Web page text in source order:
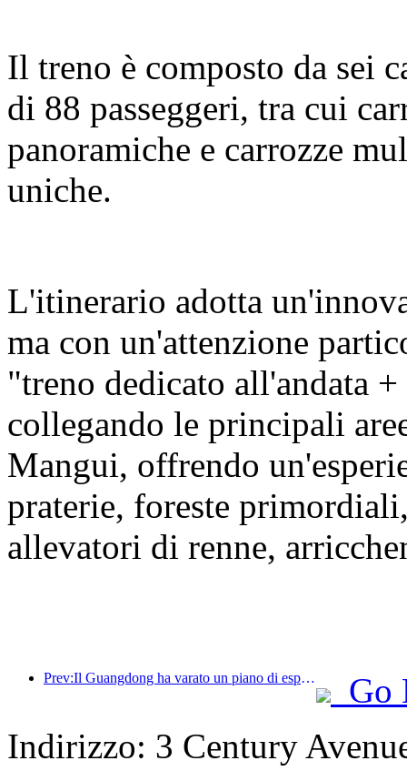
Il treno è composto da sei
di 88 passeggeri, tra cui
panoramiche e carrozze
uniche.
L'itinerario adotta
ma con un'attenzione
"treno dedicato all'andata
collegando le principali
Mangui, offrendo
praterie, foreste
allevatori di renne,
Prev:Il Guangdong ha varato un piano di espansione della capacità del settore dei servizi per trasformare la Greater Bay Area in una destinazione turistica di livello mondiale.
Go
Indirizzo: 3 Century